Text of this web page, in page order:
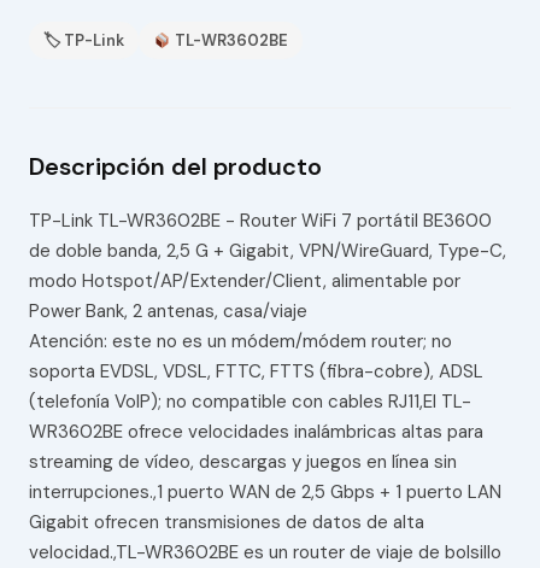
🏷 TP-Link TL-WR3602BE
Descripción del producto
TP-Link TL-WR3602BE - Router WiFi 7 portátil BE3600
de doble banda, 2,5 G + Gigabit, VPN/WireGuard, Type-C,
modo Hotspot/AP/Extender/Client, alimentable por
Power Bank, 2 antenas, casa/viaje
Atención: este no es un módem/módem router; no
soporta EVDSL, VDSL, FTTC, FTTS (fibra-cobre), ADSL
(telefonía VoIP); no compatible con cables RJ11,El TL-
WR3602BE ofrece velocidades inalámbricas altas para
streaming de vídeo, descargas y juegos en línea sin
interrupciones.,1 puerto WAN de 2,5 Gbps + 1 puerto LAN
Gigabit ofrecen transmisiones de datos de alta
velocidad.,TL-WR3602BE es un router de viaje de bolsillo